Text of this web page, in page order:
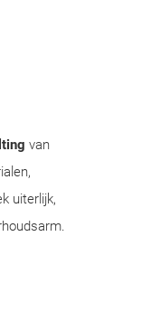
van
uiterlijk,